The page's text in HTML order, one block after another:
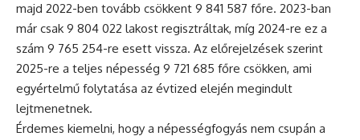
majd 2022-ben tovább csökkent 9 841 587 főre. 2023-ban
már csak 9 804 022 lakost regisztráltak, míg 2024-re ez a
szám 9 765 254-re esett vissza. Az előrejelzések szerint
2025-re a teljes népesség 9 721 685 főre csökken, ami
egyértelmű folytatása az évtized elején megindult
lejtmenetnek.
Érdemes kiemelni, hogy a népességfogyás nem csupán a